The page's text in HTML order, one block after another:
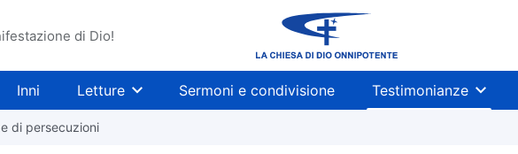
di Dio!
Inni Letture Sermoni e condivisione Testimonianze
di persecuzioni